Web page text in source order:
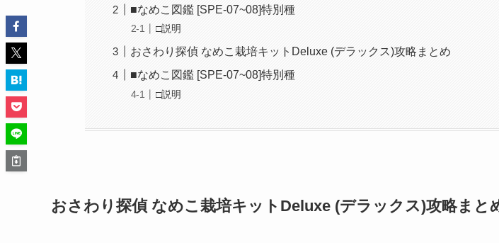
■なめこ図鑑 [SPE-07~08]特別種
□説明
おさわり探偵 なめこ栽培キットDeluxe (デラックス)攻略まとめ
■なめこ図鑑 [SPE-07~08]特別種
□説明
おさわり探偵 なめこ栽培キットDeluxe (デラックス)攻略まと